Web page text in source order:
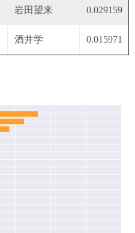
岩田望来 0.029159
酒井学 0.015971